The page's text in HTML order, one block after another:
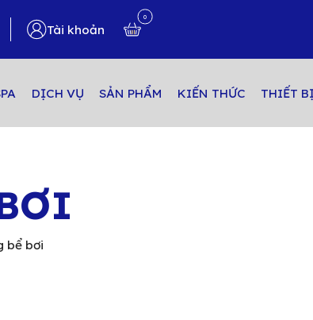
Tài khoản
0
DỊCH VỤ SẢN PHẨM KIẾN THỨC THIẾT
bể bơi